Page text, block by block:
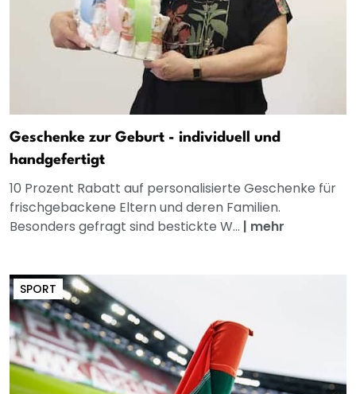
Geschenke zur Geburt - individuell und
handgefertigt
10 Prozent Rabatt auf personalisierte Geschenke für
frischgebackene Eltern und deren Familien.
Besonders gefragt sind bestickte W... | mehr
SPORT